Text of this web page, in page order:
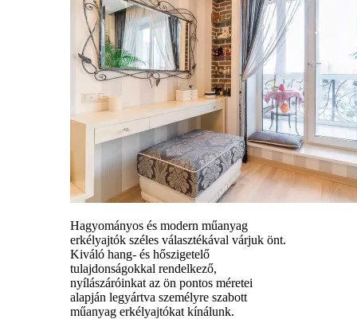
Hagyományos és modern műanyag
erkélyajtók széles választékával várjuk önt.
Kiváló hang- és hőszigetelő
tulajdonságokkal rendelkező,
nyílászáróinkat az ön pontos méretei
alapján legyártva személyre szabott
műanyag erkélyajtókat kínálunk.